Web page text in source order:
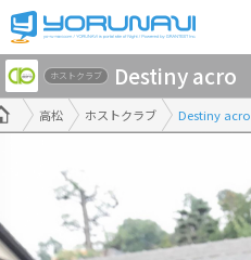
香
川
県
版
高松 ホストクラブ Destiny acro
ホストクラブ Destiny acro